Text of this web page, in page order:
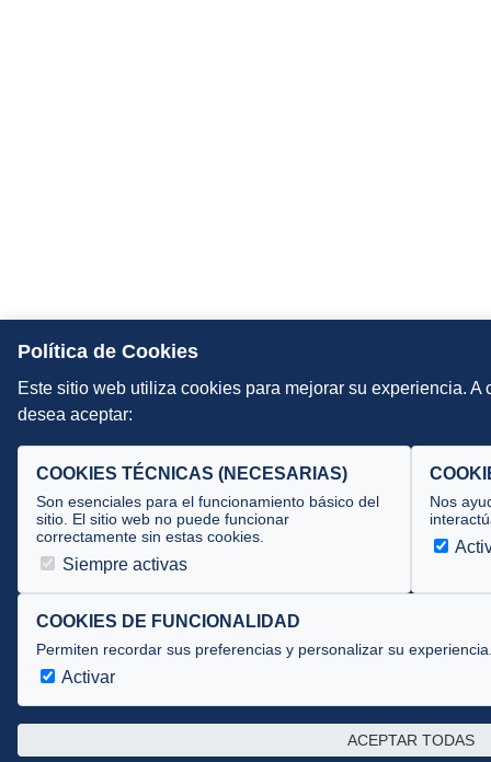
Política de Cookies
Este sitio web utiliza cookies para mejorar su experiencia.
desea aceptar:
COOKIES TÉCNICAS (NECESARIAS)
Son esenciales para el funcionamiento básico del
sitio. El sitio web no puede funcionar
correctamente sin estas cookies.
Siempre activas
Nos
COOKIES DE FUNCIONALIDAD
Permiten recordar sus preferencias y personalizar su
Activar
ACEPTAR TODAS